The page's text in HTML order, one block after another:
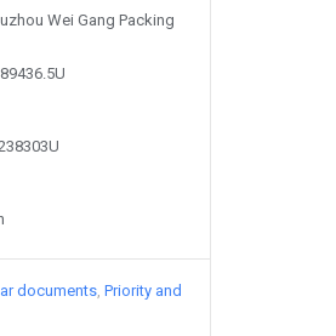
Wei Gang Packing
documents Priority and